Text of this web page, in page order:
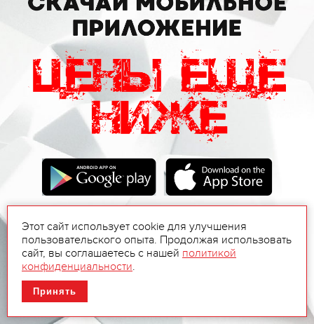
Этот сайт использует cookie для улучшения
пользовательского опыта. Продолжая использовать
сайт, вы соглашаетесь с нашей политикой
конфиденциальности.
Принять